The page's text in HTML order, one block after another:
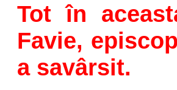
Tot în
Favie,
a savârsit.